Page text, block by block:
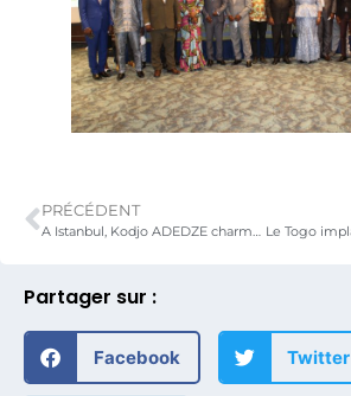
Partager sur :
Facebook Twitter
PRÉCÉDENT
A Istanbul, Kodjo ADEDZE charme les investisseurs Turcs.